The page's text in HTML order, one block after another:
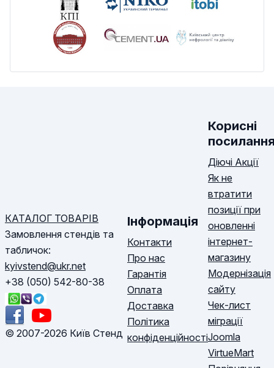
КАТАЛОГ ТОВАРІВ
Замовлення стендів та
табличок:
kyivstend@ukr.net
+38 (050) 542-80-38
© 2007-2026 Київ Стенд
Інформація
Контакти
Про нас
Гарантія
Оплата
Доставка
Політика
конфіденційності
Корисні
Діючі Акції
Як не
втратити
позиції при
оновленні
інтернет-
магазину
Модернізація
сайту
Чек-лист
міграції
Joomla
VirtueMart